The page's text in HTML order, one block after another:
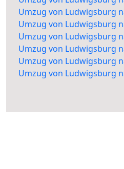
Umzug von Ludwigsburg
Umzug von Ludwigsburg
Umzug von Ludwigsburg
Umzug von Ludwigsburg
Umzug von Ludwigsburg
Umzug von Ludwigsburg